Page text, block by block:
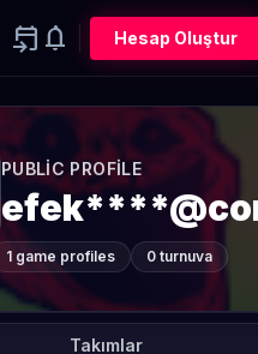
event_upcoming notifications Hesap Oluştur
PUBLIC PROFILE
1 game profiles 0 turnuva
Takımlar